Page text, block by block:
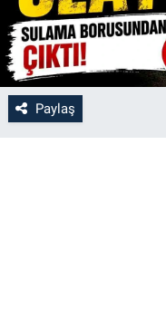
Paylaş